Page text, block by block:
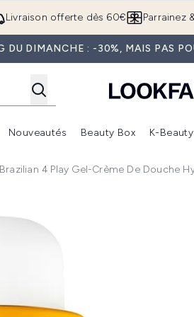
Livraison offerte dès 60€ Parrainez
DU DIMANCHE : -30%, MAIS PAS
Accédez au sous-menu (Boutique Été )
Accédez au sous-menu (Offres) Accédez au sous-menu (Marques)
Nouveautés Beauty Box K-Beauty
4 Play Gel-Crème De Douche